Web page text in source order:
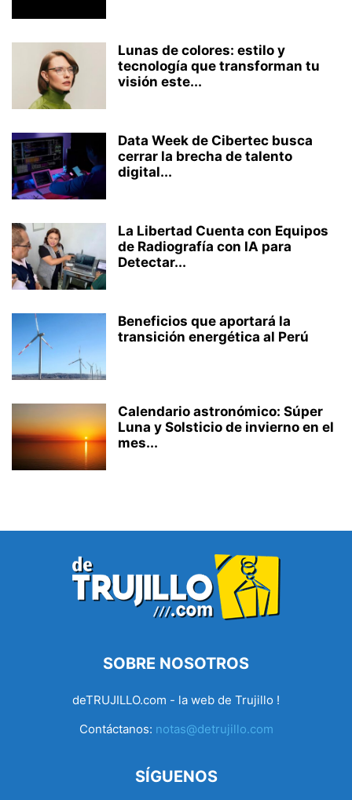
Lunas de colores: estilo y
tecnología que transforman tu
visión este...
Data Week de Cibertec busca
cerrar la brecha de talento
digital...
La Libertad Cuenta con Equipos
de Radiografía con IA para
Detectar...
Beneficios que aportará la
transición energética al Perú
Calendario astronómico: Súper
Luna y Solsticio de invierno en el
mes...
SOBRE NOSOTROS
deTRUJILLO.com - la web de Trujillo !
Contáctanos: notas@detrujillo.com
SÍGUENOS